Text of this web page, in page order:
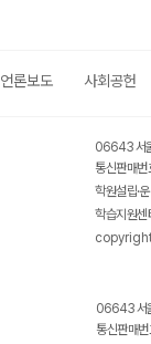
언론보도 사회공헌
06643 서
통신판매
학원설립·
학습지원
06643 서
통신판매